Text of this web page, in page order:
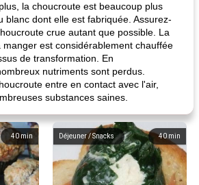
la choucroute est beaucoup plus
blanc dont elle est fabriquée. Assurez-
crue autant que possible. La
est considérablement chauffée
de transformation. En
nutriments sont perdus.
entre en contact avec l'air,
substances saines.
40 min 40 min
Déjeuner / Snacks